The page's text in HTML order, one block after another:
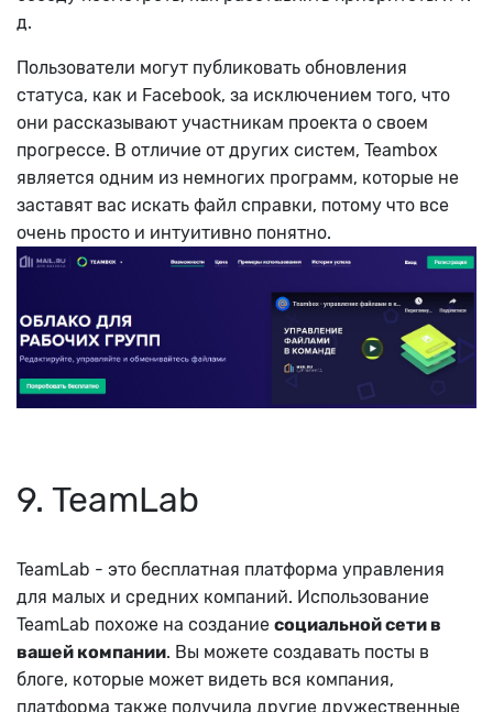
д.
Пользователи могут публиковать обновления
статуса, как и Facebook, за исключением того, что
они рассказывают участникам проекта о своем
прогрессе. В отличие от других систем, Teambox
является одним из немногих программ, которые не
заставят вас искать файл справки, потому что все
очень просто и интуитивно понятно.
9. TeamLab
TeamLab - это бесплатная платформа управления
для малых и средних компаний. Использование
TeamLab похоже на создание социальной сети в
вашей компании. Вы можете создавать посты в
блоге, которые может видеть вся компания,
платформа также получила другие дружественные